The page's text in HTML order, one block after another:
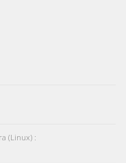
(Linux) :